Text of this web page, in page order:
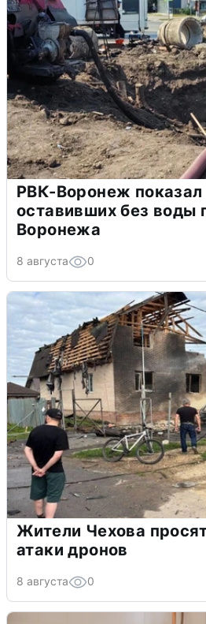
РВК-Воронеж показал
оставивших без воды
Воронежа
8 августа 0
Жители Чехова
атаки дронов
8 августа 0